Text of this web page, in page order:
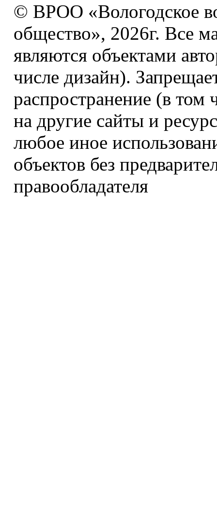
© ВРОО «Вологодское
общество», 2026г. Все
являются объектами
числе дизайн).
распространение (в том
на другие сайты и
любое иное
объектов без
правообладателя